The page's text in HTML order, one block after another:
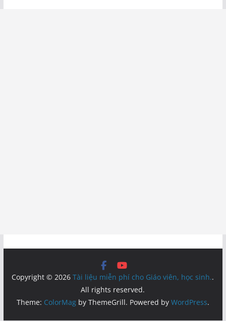
Copyright © 2026Tài liệu miễn phí cho Giáo viên, học sinh..
All rights reserved.
Theme: ColorMagby ThemeGrill. Powered by WordPress.